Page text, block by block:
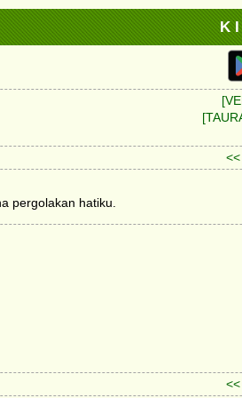
K
<<
pergolakan hatiku.
<<